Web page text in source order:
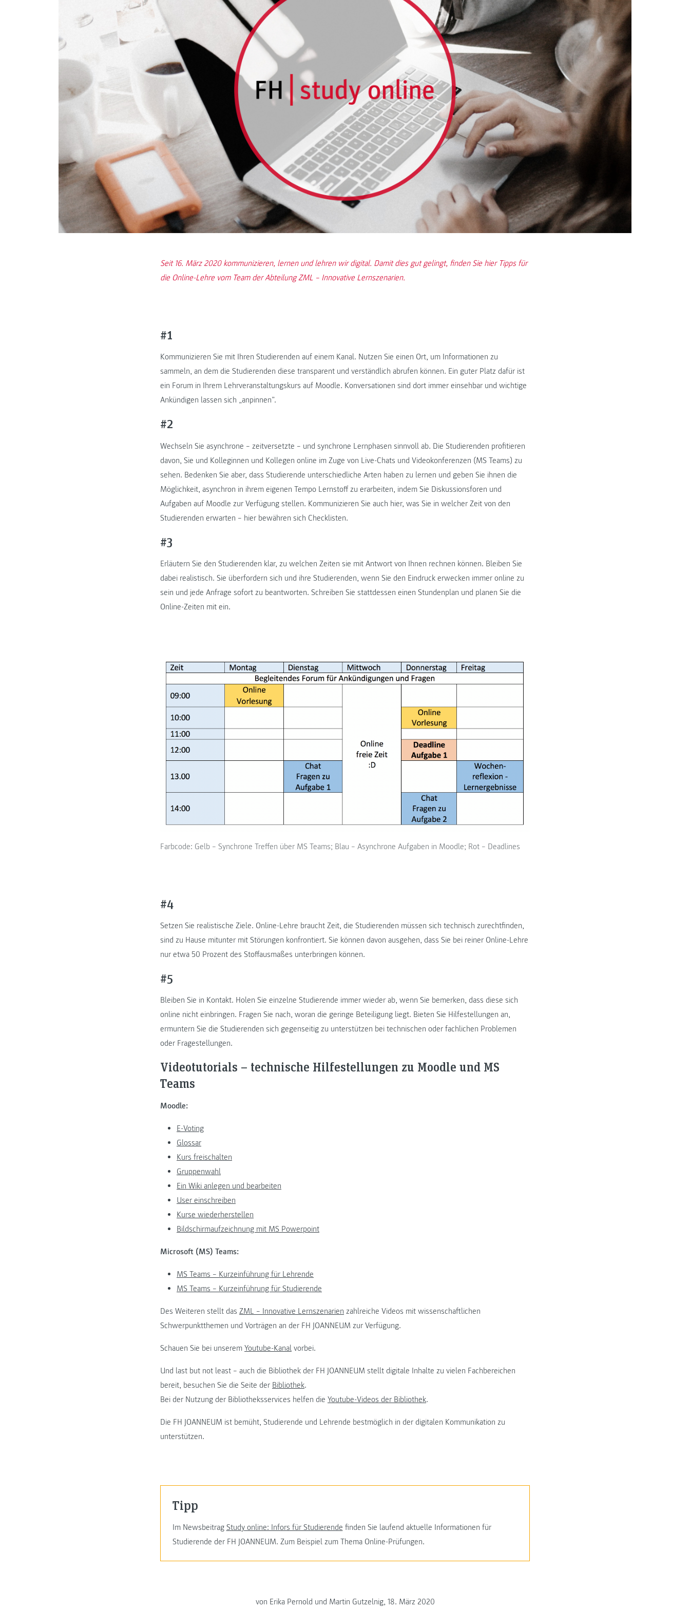
Seit 16. März 2020 kommunizieren, lernen und lehren wir digital. Damit dies gut gelingt, finden Sie hier Tipps für
die Online-Lehre vom Team der Abteilung ZML – Innovative Lernszenarien.
#1
Kommunizieren Sie mit Ihren Studierenden auf einem Kanal. Nutzen Sie einen Ort, um Informationen zu
sammeln, an dem die Studierenden diese transparent und verständlich abrufen können. Ein guter Platz dafür ist
ein Forum in Ihrem Lehrveranstaltungskurs auf Moodle. Konversationen sind dort immer einsehbar und wichtige
Ankündigen lassen sich „anpinnen”.
#2
Wechseln Sie asynchrone – zeitversetzte – und synchrone Lernphasen sinnvoll ab. Die Studierenden profitieren
davon, Sie und Kolleginnen und Kollegen online im Zuge von Live-Chats und Videokonferenzen (MS Teams) zu
sehen. Bedenken Sie aber, dass Studierende unterschiedliche Arten haben zu lernen und geben Sie ihnen die
Möglichkeit, asynchron in ihrem eigenen Tempo Lernstoff zu erarbeiten, indem Sie Diskussionsforen und
Aufgaben auf Moodle zur Verfügung stellen. Kommunizieren Sie auch hier, was Sie in welcher Zeit von den
Studierenden erwarten – hier bewähren sich Checklisten.
#3
Erläutern Sie den Studierenden klar, zu welchen Zeiten sie mit Antwort von Ihnen rechnen können. Bleiben Sie
dabei realistisch. Sie überfordern sich und ihre Studierenden, wenn Sie den Eindruck erwecken immer online zu
sein und jede Anfrage sofort zu beantworten. Schreiben Sie stattdessen einen Stundenplan und planen Sie die
Online-Zeiten mit ein.
Farbcode: Gelb – Synchrone Treffen über MS Teams; Blau – Asynchrone Aufgaben in Moodle; Rot – Deadlines
#4
Setzen Sie realistische Ziele. Online-Lehre braucht Zeit, die Studierenden müssen sich technisch zurechtfinden,
sind zu Hause mitunter mit Störungen konfrontiert. Sie können davon ausgehen, dass Sie bei reiner Online-Lehre
nur etwa 50 Prozent des Stoffausmaßes unterbringen können.
#5
Bleiben Sie in Kontakt. Holen Sie einzelne Studierende immer wieder ab, wenn Sie bemerken, dass diese sich
online nicht einbringen. Fragen Sie nach, woran die geringe Beteiligung liegt. Bieten Sie Hilfestellungen an,
ermuntern Sie die Studierenden sich gegenseitig zu unterstützen bei technischen oder fachlichen Problemen
oder Fragestellungen.
Videotutorials – technische Hilfestellungen zu Moodle und MS
Teams
Moodle:
E-Voting
Glossar
Kurs freischalten
Gruppenwahl
Ein Wiki anlegen und bearbeiten
User einschreiben
Kurse wiederherstellen
Bildschirmaufzeichnung mit MS Powerpoint
Microsoft (MS) Teams:
MS Teams – Kurzeinführung für Lehrende
MS Teams – Kurzeinführung für Studierende
Des Weiteren stellt das ZML – Innovative Lernszenarien zahlreiche Videos mit wissenschaftlichen
Schwerpunktthemen und Vorträgen an der FH JOANNEUM zur Verfügung.
Schauen Sie bei unserem Youtube-Kanal vorbei.
Und last but not least – auch die Bibliothek der FH JOANNEUM stellt digitale Inhalte zu vielen Fachbereichen
bereit, besuchen Sie die Seite der Bibliothek.
Bei der Nutzung der Bibliotheksservices helfen die Youtube-Videos der Bibliothek.
Die FH JOANNEUM ist bemüht, Studierende und Lehrende bestmöglich in der digitalen Kommunikation zu
unterstützen.
Tipp
Im Newsbeitrag Study online: Infors für Studierende finden Sie laufend aktuelle Informationen für
Studierende der FH JOANNEUM. Zum Beispiel zum Thema Online-Prüfungen.
von Erika Pernold und Martin Gutzelnig, 18. März 2020